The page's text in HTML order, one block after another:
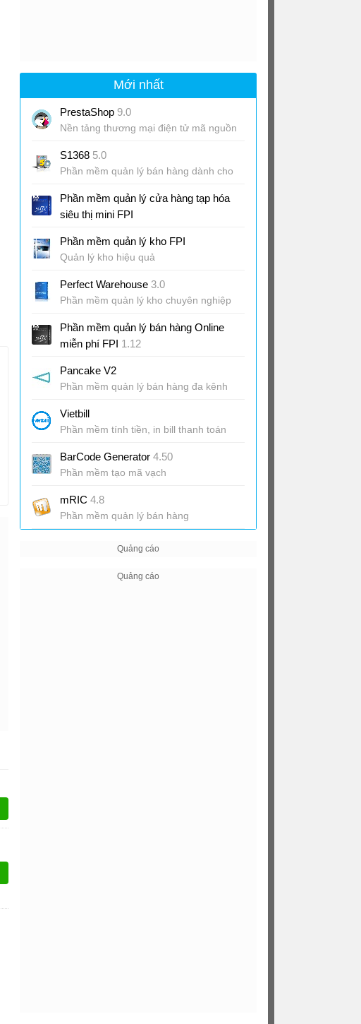
Mới nhất
PrestaShop 9.0
Nền tảng thương mại điện tử mã nguồn
S1368 5.0
Phần mềm quản lý bán hàng dành cho
Phần mềm quản lý cửa hàng tạp hóa
siêu thị mini FPI
Phần mềm quản lý kho FPI
Quản lý kho hiệu quả
Perfect Warehouse 3.0
Phần mềm quản lý kho chuyên nghiệp
Phần mềm quản lý bán hàng Online
miễn phí FPI 1.12
Pancake V2
Phần mềm quản lý bán hàng đa kênh
Vietbill
Phần mềm tính tiền, in bill thanh toán
BarCode Generator 4.50
Phần mềm tạo mã vạch
mRIC 4.8
Phần mềm quản lý bán hàng